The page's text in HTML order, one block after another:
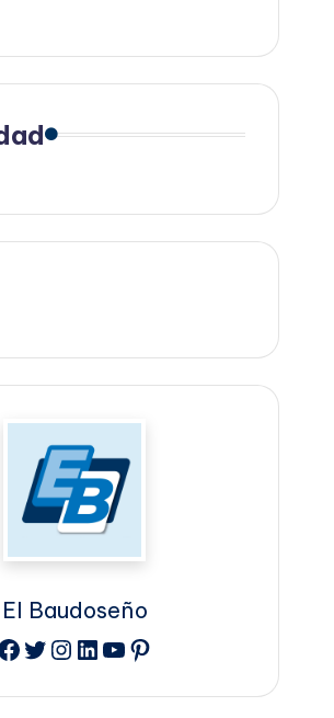
El Baudoseño
Twitter
Instagram
LinkedIn
YouTube
Pinterest